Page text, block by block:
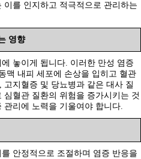
를 인지하고 적극적으로 관리하는
영향
놓이게 됩니다. 이러한 만성 염증
맥 내피 세포에 손상을 입히고 혈관
지혈증 및 당뇨병과 같은 대사 질
혈관 질환의 위험을 증가시키는 것
리에 노력을 기울여야 합니다.
안정적으로 조절하며 염증 반응을